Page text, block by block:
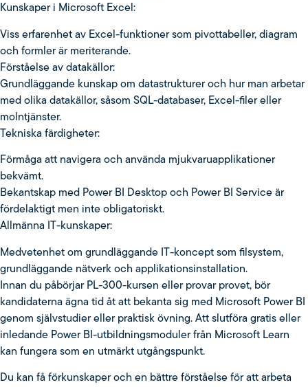
Kunskaper i Microsoft Excel:
Viss erfarenhet av Excel-funktioner som pivottabeller, diagram
och formler är meriterande.
Förståelse av datakällor:
Grundläggande kunskap om datastrukturer och hur man arbetar
med olika datakällor, såsom SQL-databaser, Excel-filer eller
molntjänster.
Tekniska färdigheter:
Förmåga att navigera och använda mjukvaruapplikationer
bekvämt.
Bekantskap med Power BI Desktop och Power BI Service är
fördelaktigt men inte obligatoriskt.
Allmänna IT-kunskaper:
Medvetenhet om grundläggande IT-koncept som filsystem,
grundläggande nätverk och applikationsinstallation.
Innan du påbörjar PL-300-kursen eller provar provet, bör
kandidaterna ägna tid åt att bekanta sig med Microsoft Power BI
genom självstudier eller praktisk övning. Att slutföra gratis eller
inledande Power BI-utbildningsmoduler från Microsoft Learn
kan fungera som en utmärkt utgångspunkt.
Du kan få förkunskaper och en bättre förståelse för att arbeta